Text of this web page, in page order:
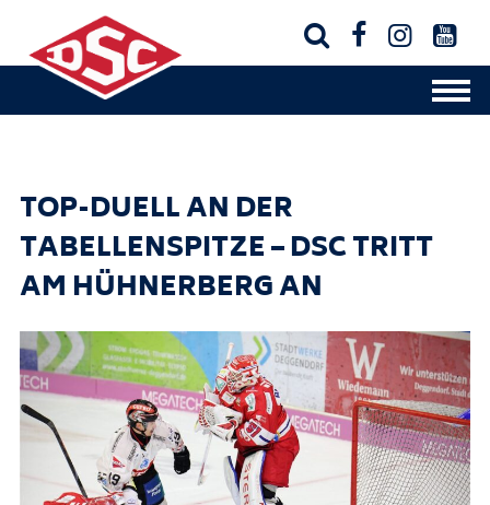
   
TOP-DUELL AN DER
TABELLENSPITZE – DSC TRITT
AM HÜHNERBERG AN